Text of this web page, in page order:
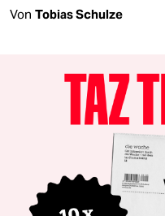
Von Tobias Schulze